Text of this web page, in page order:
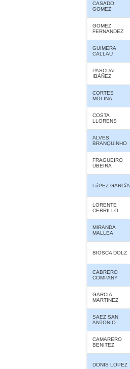
CASADO
GOMEZ
GOMEZ
FERNANDEZ
GUIMERA
CALLAU
PASCUAL
IBÁÑEZ
CORTES
MOLINA
COSTA
LLORENS
ALVES
BRANQUINHO
FRAGUEIRO
UBEIRA
LóPEZ GARCíA
LORENTE
CERRILLO
MIRANDA
MALLEA
BIOSCA DOLZ
CABRERO
COMPANY
GARCIA
MARTINEZ
SAEZ SAN
ANTONIO
CAMARERO
BENITEZ
DONIS LOPEZ